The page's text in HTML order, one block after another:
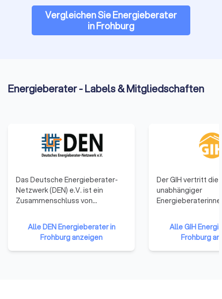
für jeden Bedarf die passende Beratung. Trustlocal
unterstützt Sie dabei, die besten Berater zu finden, indem Sie
bis zu vier verschiedene Angebote von lokalen Experten in
Frohburg einholen und vergleichen können. So stellen Sie
Vergleichen Sie Energieberater
in Frohburg
Energieberater - Labels & Mitgliedschaften
Das Deutsche Energieberater-
Netzwerk (DEN) e.V. ist ein
Zusammenschluss von
Planungsbüros,
Handwerksmeistern und
Technikern. Alle Mitglieder
verbindet das gemeinsame
Alle DEN Energieberater in
Frohburg anzeigen
Der GIH vertritt die
unabhängiger
Der
regional
Dachverband von 13
Mitgliedsvereinen
Alle GIH
Frohburg